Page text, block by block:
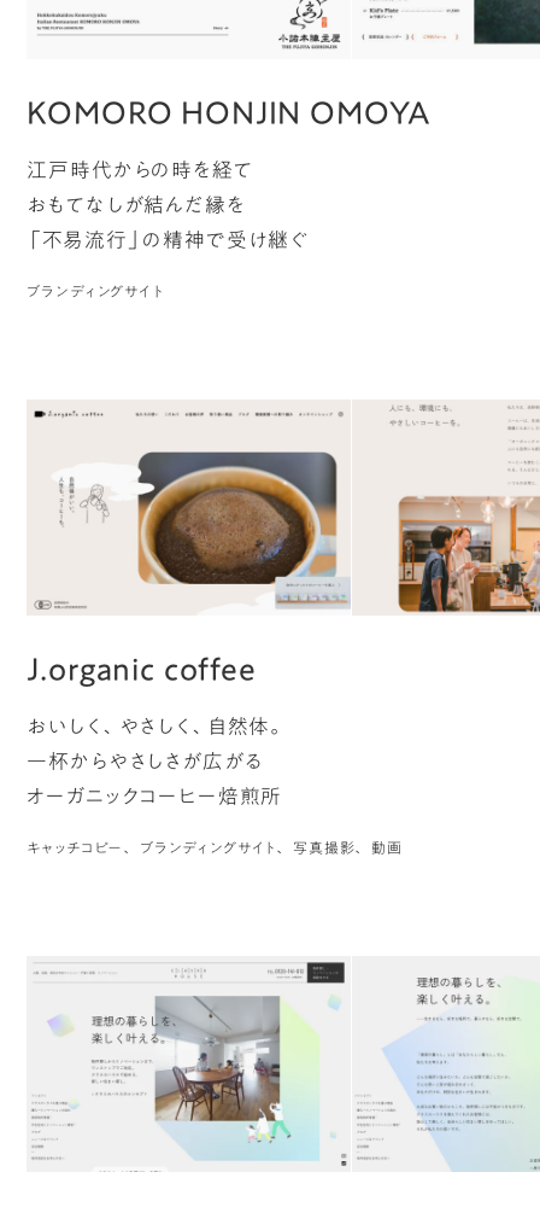
KOMORO HONJIN OMOYA
江戸時代からの時を経て
おもてなしが結んだ縁を
「不易流行」の精神で受け継ぐ
ブランディングサイト
J.organic coffee
おいしく、やさしく、自然体。
一杯からやさしさが広がる
オーガニックコーヒー焙煎所
キャッチコピー ブランディングサイト 写真撮影 動画